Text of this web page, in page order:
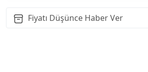
Fiyatı Düşünce Haber Ver